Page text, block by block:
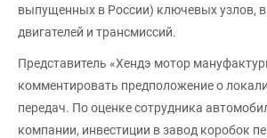
выпущенных в России) ключевых узлов,
двигателей и трансмиссий.
Представитель «Хендэ мотор
комментировать предположение о
передач. По оценке сотрудника
компании, инвестиции в завод коробок